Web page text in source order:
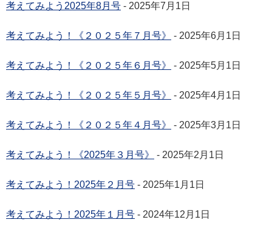
考えてみよう2025年8月号 - 2025年7月1日
考えてみよう！《２０２５年７月号》 - 2025年6月1日
考えてみよう！《２０２５年６月号》 - 2025年5月1日
考えてみよう！《２０２５年５月号》 - 2025年4月1日
考えてみよう！《２０２５年４月号》 - 2025年3月1日
考えてみよう！《2025年３月号》 - 2025年2月1日
考えてみよう！2025年２月号 - 2025年1月1日
考えてみよう！2025年１月号 - 2024年12月1日